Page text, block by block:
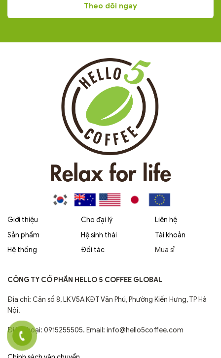
Giới thiệu
Sản phẩm
Hệ thống
Cho đại lý
Hệ sinh thái
Đối tác
Liên hệ
Tài khoản
Mua sỉ
CÔNG TY CỔ PHẦN HELLO 5 COFFEE GLOBAL
Địa chỉ: Căn số 8, LK V5A KĐT Văn Phú, Phường Kiến Hưng, TP Hà
Nội.
Điện thoại: 0915255505. Email: info@hello5coffee.com